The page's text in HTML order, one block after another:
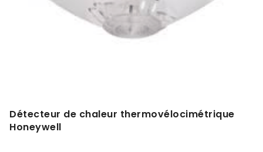
Détecteur de chaleur thermovélocimétrique
Honeywell